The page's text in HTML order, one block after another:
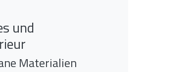
und
Materialien